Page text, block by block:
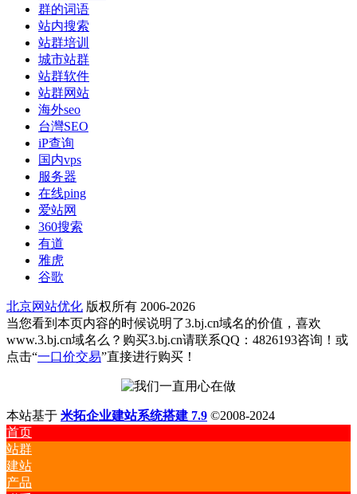
群的词语
站内搜索
站群培训
城市站群
站群软件
站群网站
海外seo
台灣SEO
iP查询
国内vps
服务器
在线ping
爱站网
360搜索
有道
雅虎
谷歌
北京网站优化 版权所有 2006-2026
当您看到本页内容的时候说明了3.bj.cn域名的价值，喜欢
www.3.bj.cn域名么？购买3.bj.cn请联系QQ：4826193咨询！或
点击“一口价交易”直接进行购买！
本站基于 米拓企业建站系统搭建 7.9 ©2008-2024
首页
站群
建站
产品